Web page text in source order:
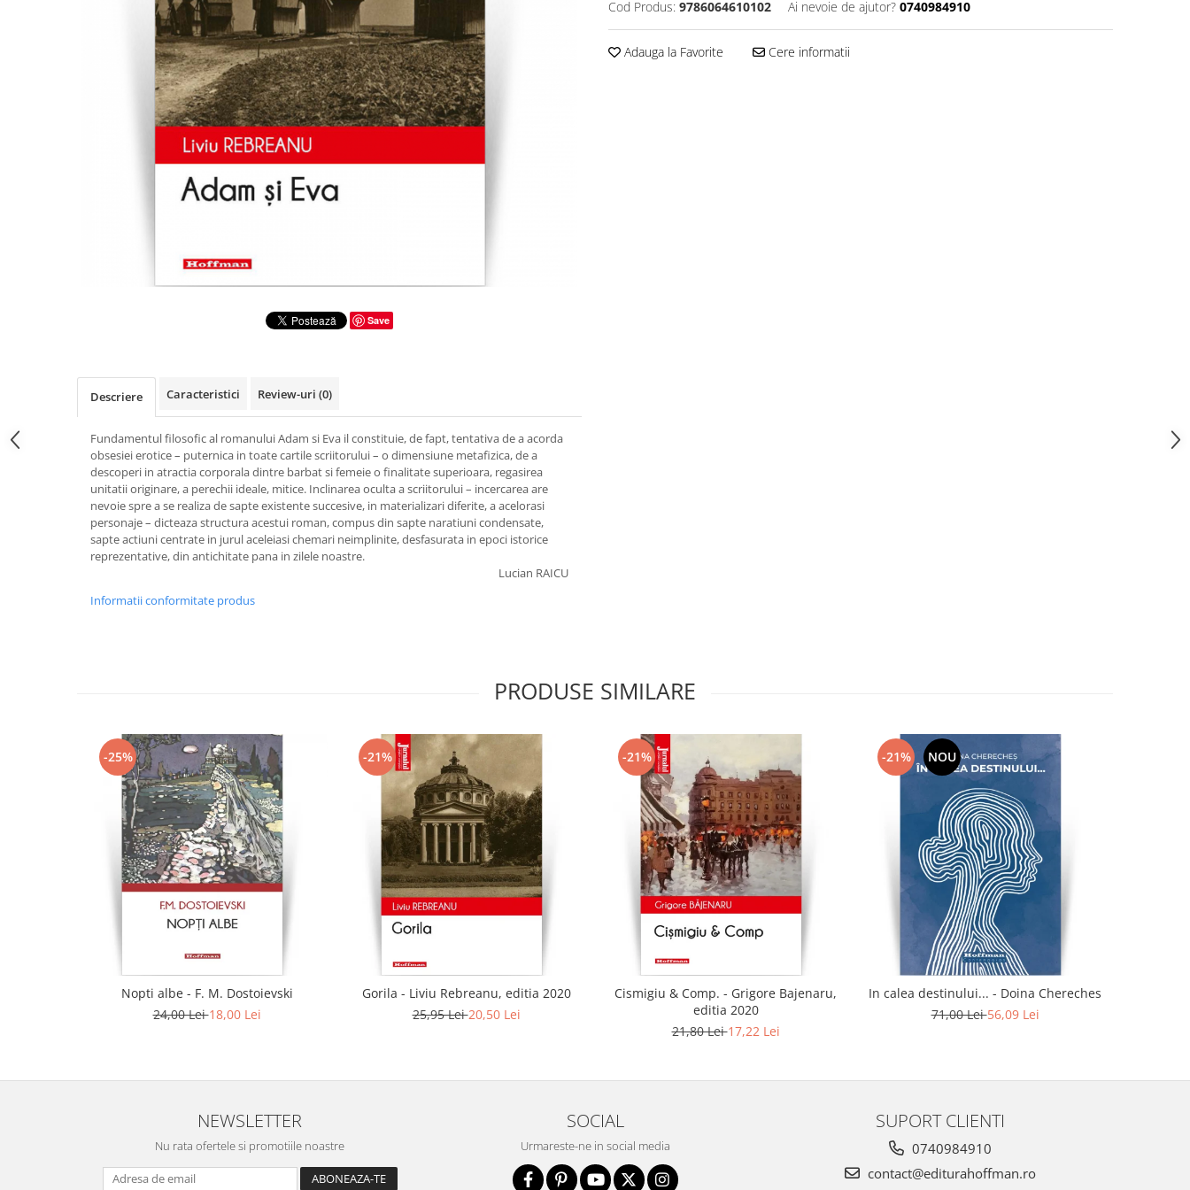
Save
Cod Produs: 9786064610102 Ai nevoie de ajutor? 0740984910
Adauga la Favorite Cere informatii
Descriere Caracteristici Review-uri (0)
Fundamentul filosofic al romanului Adam si Eva il constituie, de fapt, tentativa de a acorda
obsesiei erotice – puternica in toate cartile scriitorului – o dimensiune metafizica, de a
descoperi in atractia corporala dintre barbat si femeie o finalitate superioara, regasirea
unitatii originare, a perechii ideale, mitice. Inclinarea oculta a scriitorului – incercarea are
nevoie spre a se realiza de sapte existente succesive, in materializari diferite, a acelorasi
personaje – dicteaza structura acestui roman, compus din sapte naratiuni condensate,
sapte actiuni centrate in jurul aceleiasi chemari neimplinite, desfasurata in epoci istorice
reprezentative, din antichitate pana in zilele noastre.
Lucian RAICU
Informatii conformitate produs
PRODUSE SIMILARE
-25%
Nopti albe - F. M. Dostoievski
24,00 Lei18,00 Lei
-21%
Gorila - Liviu Rebreanu, editia 2020
25,95 Lei20,50 Lei
-21%
Cismigiu & Comp. - Grigore Bajenaru,
editia 2020
21,80 Lei17,22 Lei
-21% NOU
In calea destinului... - Doina Chereches
71,00 Lei56,09 Lei
NEWSLETTER
Nu rata ofertele si promotiile noastre
SOCIAL
Urmareste-ne in social media
SUPORT CLIENTI
0740984910
contact@editurahoffman.ro